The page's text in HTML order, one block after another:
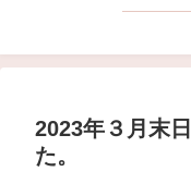
2023年３月末
た。